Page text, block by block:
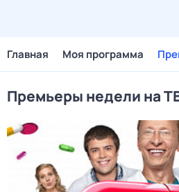
Главная Моя программа
Премьеры недели на